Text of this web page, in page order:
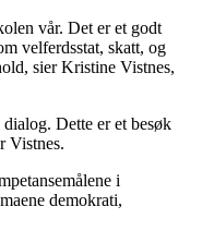
vår. Det er et godt
velferdsstat, skatt, og
sier Kristine Vistnes,
Dette er et besøk
Vistnes.
i
demokrati,